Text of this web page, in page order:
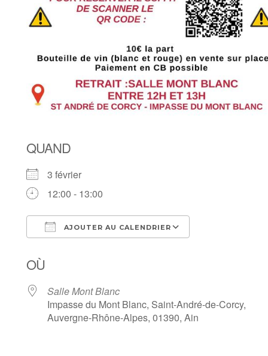
QUAND
3 février
12:00 - 13:00
AJOUTER AU CALENDRIER
OÙ
Salle Mont Blanc
Impasse du Mont Blanc, Saint-André-de-Corcy,
Auvergne-Rhône-Alpes, 01390, Ain